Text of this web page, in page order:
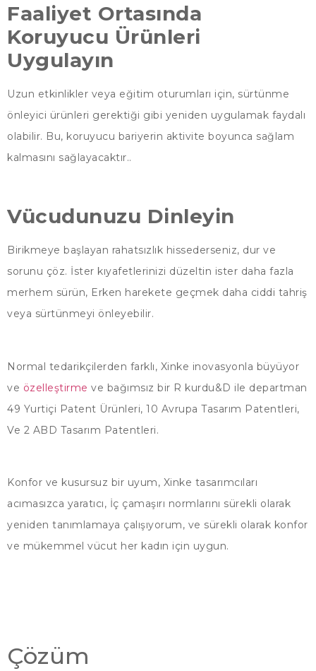
Faaliyet Ortasında
Koruyucu Ürünleri
Uygulayın
Uzun etkinlikler veya eğitim oturumları için, sürtünme
önleyici ürünleri gerektiği gibi yeniden uygulamak faydalı
olabilir. Bu, koruyucu bariyerin aktivite boyunca sağlam
kalmasını sağlayacaktır..
Vücudunuzu Dinleyin
Birikmeye başlayan rahatsızlık hissederseniz, dur ve
sorunu çöz. İster kıyafetlerinizi düzeltin ister daha fazla
merhem sürün, Erken harekete geçmek daha ciddi tahriş
veya sürtünmeyi önleyebilir.
Normal tedarikçilerden farklı, Xinke inovasyonla büyüyor
ve özelleştirme ve bağımsız bir R kurdu&D ile departman
49 Yurtiçi Patent Ürünleri, 10 Avrupa Tasarım Patentleri,
Ve 2 ABD Tasarım Patentleri.
Konfor ve kusursuz bir uyum, Xinke tasarımcıları
acımasızca yaratıcı, İç çamaşırı normlarını sürekli olarak
yeniden tanımlamaya çalışıyorum, ve sürekli olarak konfor
ve mükemmel vücut her kadın için uygun.
Çözüm